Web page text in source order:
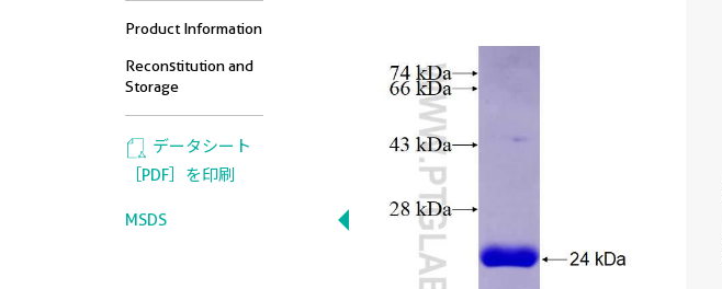
Product Information
Reconstitution and
Storage
データシート
［PDF］を印刷
MSDS